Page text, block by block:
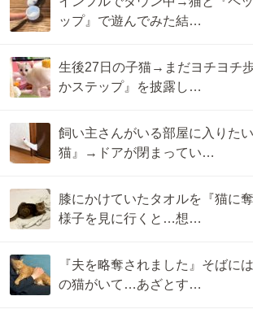
ップ』で遊んでみた結…
生後27日の子猫→まだヨチヨチ
かステップ』を披露し…
飼い主さんがいる部屋に入りた
猫』→ドアが閉まってい…
膝にかけていたタオルを『猫に
様子を見に行くと…想…
『夫を略奪されました』そばに
の猫がいて…あざとす…